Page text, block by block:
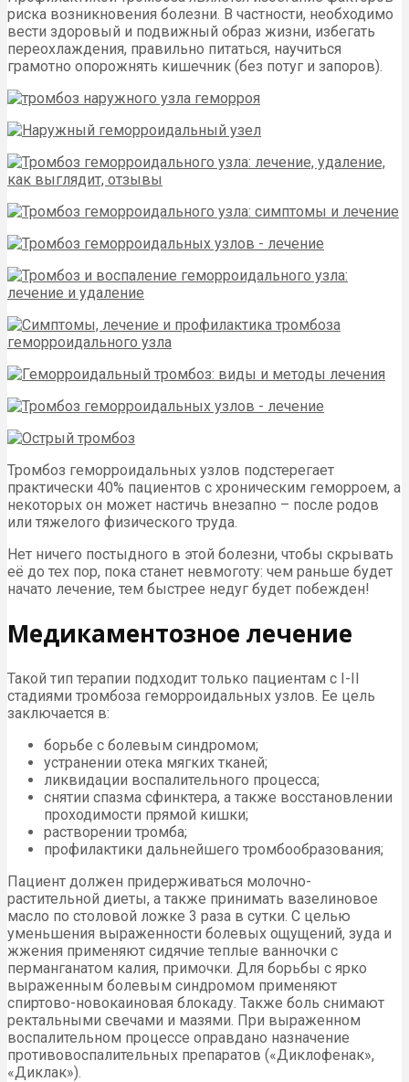
риска возникновения болезни. В частности, необходимо
вести здоровый и подвижный образ жизни, избегать
переохлаждения, правильно питаться, научиться
грамотно опорожнять кишечник (без потуг и запоров).
Тромбоз геморроидальных узлов подстерегает
практически 40% пациентов с хроническим геморроем, а
некоторых он может настичь внезапно – после родов
или тяжелого физического труда.
Нет ничего постыдного в этой болезни, чтобы скрывать
её до тех пор, пока станет невмоготу: чем раньше будет
начато лечение, тем быстрее недуг будет побежден!
Медикаментозное лечение
Такой тип терапии подходит только пациентам с I-II
стадиями тромбоза геморроидальных узлов. Ее цель
заключается в:
борьбе с болевым синдромом;
устранении отека мягких тканей;
ликвидации воспалительного процесса;
снятии спазма сфинктера, а также восстановлении
проходимости прямой кишки;
растворении тромба;
профилактики дальнейшего тромбообразования;
Пациент должен придерживаться молочно-
растительной диеты, а также принимать вазелиновое
масло по столовой ложке 3 раза в сутки. С целью
уменьшения выраженности болевых ощущений, зуда и
жжения применяют сидячие теплые ванночки с
перманганатом калия, примочки. Для борьбы с ярко
выраженным болевым синдромом применяют
спиртово-новокаиновая блокаду. Также боль снимают
ректальными свечами и мазями. При выраженном
воспалительном процессе оправдано назначение
противовоспалительных препаратов («Диклофенак»,
«Диклак»).